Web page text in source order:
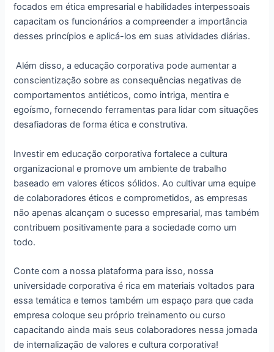
focados em ética empresarial e habilidades interpessoais
capacitam os funcionários a compreender a importância
desses princípios e aplicá-los em suas atividades diárias.
Além disso, a educação corporativa pode aumentar a
conscientização sobre as consequências negativas de
comportamentos antiéticos, como intriga, mentira e
egoísmo, fornecendo ferramentas para lidar com situações
desafiadoras de forma ética e construtiva.
Investir em educação corporativa fortalece a cultura
organizacional e promove um ambiente de trabalho
baseado em valores éticos sólidos. Ao cultivar uma equipe
de colaboradores éticos e comprometidos, as empresas
não apenas alcançam o sucesso empresarial, mas também
contribuem positivamente para a sociedade como um
todo.
Conte com a nossa plataforma para isso, nossa
universidade corporativa é rica em materiais voltados para
essa temáticae temos também um espaço para que cada
empresa coloque seu próprio treinamento ou curso
capacitando ainda mais seus colaboradores nessa jornada
de internalização de valores e cultura corporativa!